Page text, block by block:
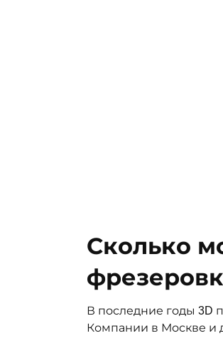
Сколько
В последние годы 3D
Компании в Москве и